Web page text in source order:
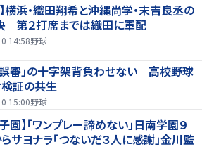
横浜・織田翔希と沖縄尚学・末吉良丞の
第２打席までは織田に軍配
14:58野球
誤審」の十字架背負わせない 高校野球
検証の共生
15:00野球
園】「ワンプレー諦めない」日南学園９
サヨナラ「つないだ３人に感謝」金川監